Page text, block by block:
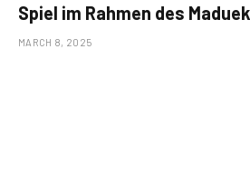
Spiel im Rahmen des
MARCH 8, 2025